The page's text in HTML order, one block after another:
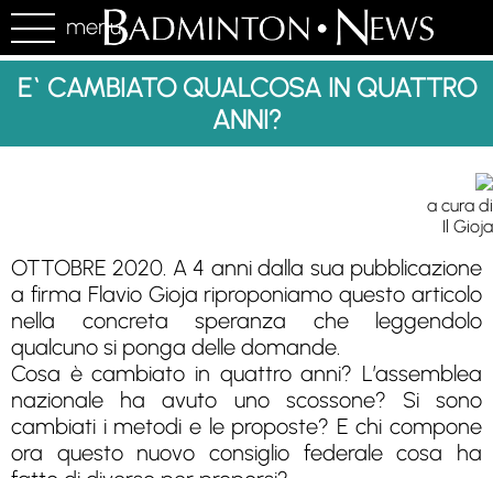
menu
E` CAMBIATO QUALCOSA IN QUATTRO
ANNI?
a cura di
Il Gioja
OTTOBRE 2020. A 4 anni dalla sua pubblicazione
a firma Flavio Gioja riproponiamo questo articolo
nella concreta speranza che leggendolo
qualcuno si ponga delle domande.
Cosa è cambiato in quattro anni? L’assemblea
nazionale ha avuto uno scossone? Si sono
cambiati i metodi e le proposte? E chi compone
ora questo nuovo consiglio federale cosa ha